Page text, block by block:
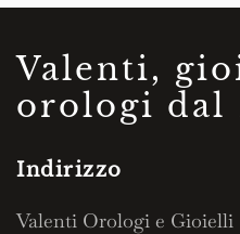
Valenti,
orologi dal
Indirizzo
Valenti Orologi e Gioielli